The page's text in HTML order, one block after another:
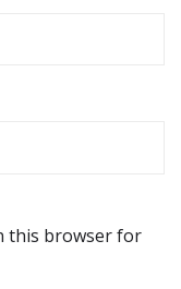
this browser for